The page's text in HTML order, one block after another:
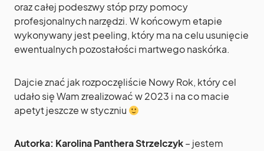
oraz całej podeszwy stóp przy pomocy
profesjonalnych narzędzi. W końcowym etapie
wykonywany jest peeling, który ma na celu usunięcie
ewentualnych pozostałości martwego naskórka.
Dajcie znać jak rozpoczęliście Nowy Rok, który cel
udało się Wam zrealizować w 2023 i na co macie
apetyt jeszcze w styczniu
Autorka: Karolina Panthera Strzelczyk– jestem